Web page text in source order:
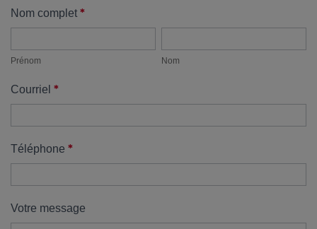
financement
propriétaire
UNE
DÉCISION
!
de
démarrage
:
Formulaire
Nom complet *
Prénom Nom
Courriel *
Téléphone *
Votre message